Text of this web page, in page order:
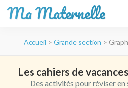
Ma Maternelle
(Pressez
Entrée)
Accueil > Grande section >
Les cahiers de vacances
Des activités pour réviser en